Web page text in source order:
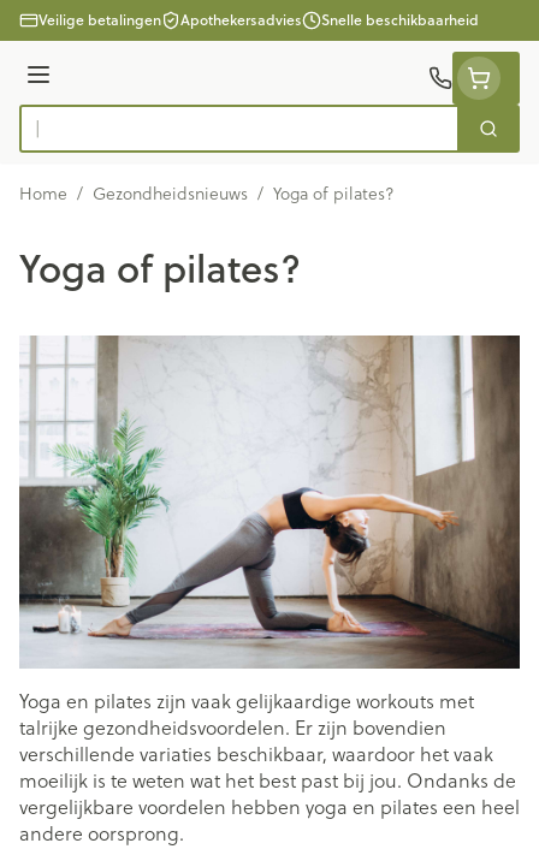
Ga naar de inhoud
Veilige betalingen Apothekersadvies Snelle beschikbaarheid
Menu
Product, merk, categorie...
Zoek
Home / Gezondheidsnieuws / Yoga of pilates?
Yoga of pilates?
Yoga en pilates zijn vaak gelijkaardige workouts met
talrijke gezondheidsvoordelen. Er zijn bovendien
verschillende variaties beschikbaar, waardoor het vaak
moeilijk is te weten wat het best past bij jou. Ondanks de
vergelijkbare voordelen hebben yoga en pilates een heel
andere oorsprong.